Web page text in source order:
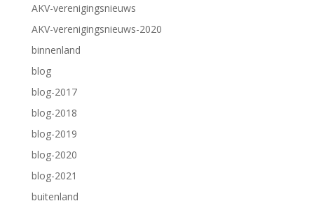
AKV-verenigingsnieuws
AKV-verenigingsnieuws-2020
binnenland
blog
blog-2017
blog-2018
blog-2019
blog-2020
blog-2021
buitenland